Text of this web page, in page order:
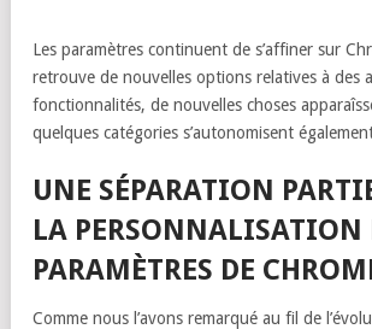
Les paramètres continuent de s’affiner sur
retrouve de nouvelles options relatives à des
fonctionnalités, de nouvelles choses
quelques catégories s’autonomisent
UNE SÉPARATION
LA PERSONNALISATION
PARAMÈTRES DE
Comme nous l’avons remarqué au fil de